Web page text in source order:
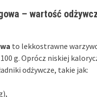
– wartość
to lekkostrawne
g. Oprócz niskiej
odżywcze, takie jak: